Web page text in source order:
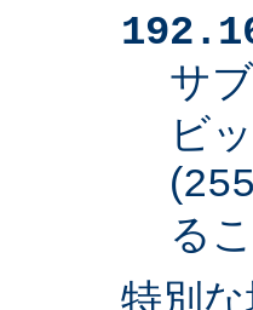
サ
ビ
(
る
特別